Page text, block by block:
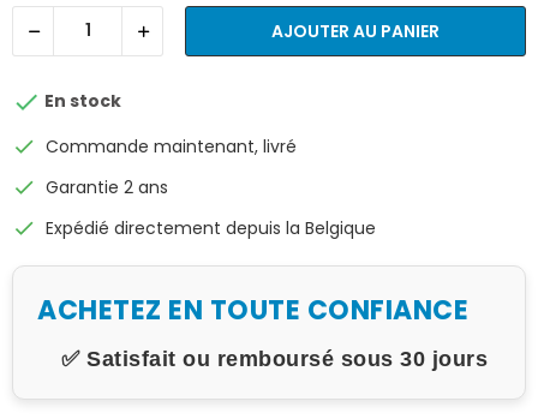
AJOUTER AU PANIER
 En stock
check Commande maintenant, livré
check Garantie 2 ans
check Expédié directement depuis la Belgique
ACHETEZ EN TOUTE CONFIANCE
✅ Satisfait ou remboursé sous 30 jours